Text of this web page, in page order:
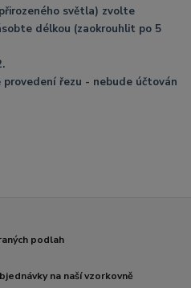
světla) zvolte
délkou (zaokrouhlit po 5
řezu - nebude účtován
podlah
na naší vzorkovně